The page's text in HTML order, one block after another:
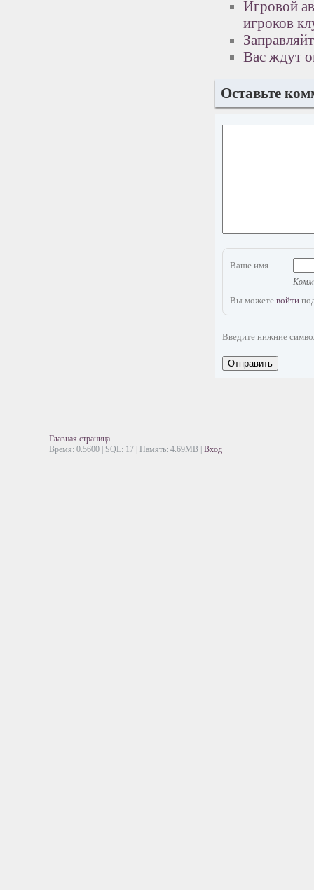
Игровой
игроков
Вас ждут
Оставьте
Ваше имя
Вы можете войти
Введите нижние
Отправить
Главная страница
Время: 0.5600 | SQL: 17 | Память: 4.69MB Вход